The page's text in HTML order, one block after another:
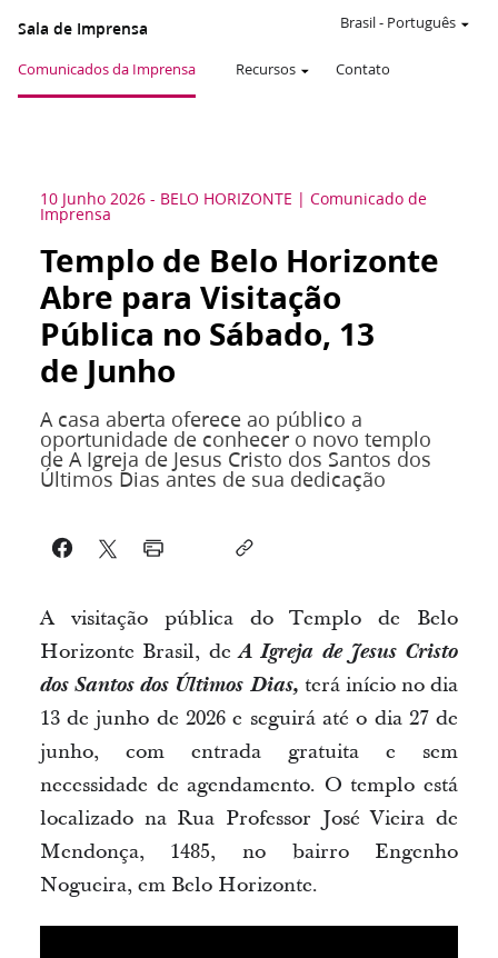
Sala de Imprensa
Comunicados da Imprensa Recursos Contato
Brasil- Português
10 Junho 2026 - BELO HORIZONTE Comunicado de
Imprensa
Templo de Belo Horizonte
Abre para Visitação
Pública no Sábado, 13
de Junho
A casa aberta oferece ao público a
oportunidade de conhecer o novo templo
de A Igreja de Jesus Cristo dos Santos dos
Últimos Dias antes de sua dedicação
A visitação pública do Templo de Belo
Horizonte Brasil, deA Igreja de Jesus Cristo
dos Santos dos Últimos Dias, terá início no dia
13 de junho de 2026 e seguirá até o dia 27 de
junho, com entrada gratuita e sem
necessidade de agendamento. O templo está
localizado na Rua Professor José Vieira de
Mendonça, 1485, no bairro Engenho
Nogueira, em Belo Horizonte.